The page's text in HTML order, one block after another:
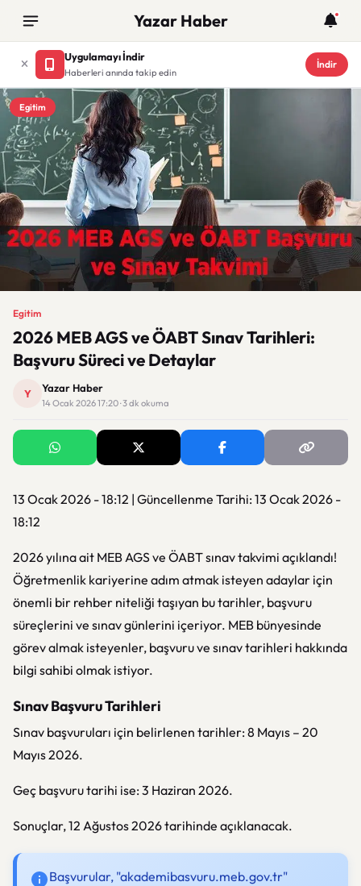
Yazar Haber
Uygulamayı İndir
Haberleri anında takip edin
İndir
Egitim
Egitim
2026 MEB AGS ve ÖABT Sınav Tarihleri:
Başvuru Süreci ve Detaylar
Y Yazar Haber
14 Ocak 2026 17:20 · 3 dk okuma
13 Ocak 2026 - 18:12 | Güncellenme Tarihi: 13 Ocak 2026 -
18:12
2026 yılına ait MEB AGS ve ÖABT sınav takvimi açıklandı!
Öğretmenlik kariyerine adım atmak isteyen adaylar için
önemli bir rehber niteliği taşıyan bu tarihler, başvuru
süreçlerini ve sınav günlerini içeriyor. MEB bünyesinde
görev almak isteyenler, başvuru ve sınav tarihleri hakkında
bilgi sahibi olmak istiyor.
Sınav Başvuru Tarihleri
Sınav başvuruları için belirlenen tarihler: 8 Mayıs – 20
Mayıs 2026.
Geç başvuru tarihi ise: 3 Haziran 2026.
Sonuçlar, 12 Ağustos 2026 tarihinde açıklanacak.
Başvurular, "akademibasvuru.meb.gov.tr"